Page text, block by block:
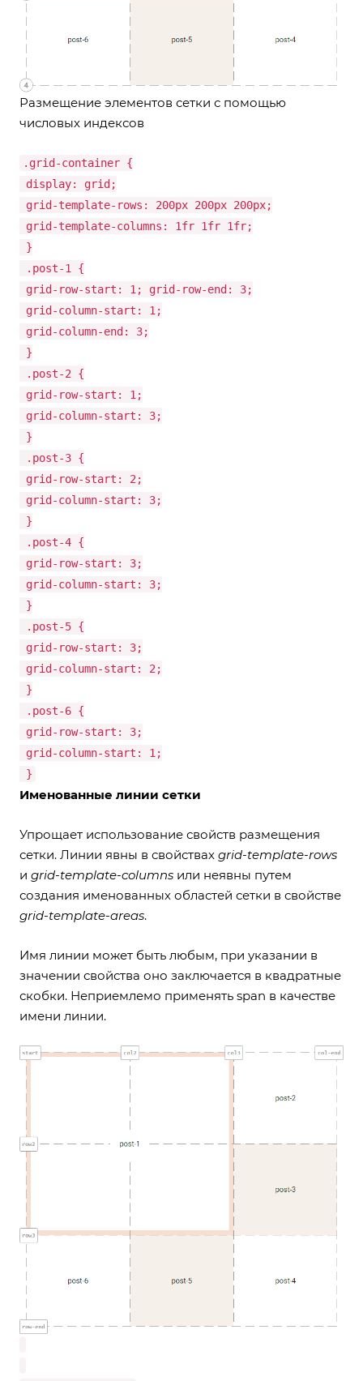
Размещение элементов сетки с помощью
числовых индексов
.grid-container {
display: grid;
grid-template-rows: 200px 200px 200px;
grid-template-columns: 1fr 1fr 1fr;
}
.post-1 {
grid-row-start: 1; grid-row-end: 3;
grid-column-start: 1;
grid-column-end: 3;
}
.post-2 {
grid-row-start: 1;
grid-column-start: 3;
}
.post-3 {
grid-row-start: 2;
grid-column-start: 3;
}
.post-4 {
grid-row-start: 3;
grid-column-start: 3;
}
.post-5 {
grid-row-start: 3;
grid-column-start: 2;
}
.post-6 {
grid-row-start: 3;
grid-column-start: 1;
}
Именованные линии сетки
Упрощает использование свойств размещения
сетки. Линии явны в свойствах grid-template-rows
и grid-template-columns или неявны путем
создания именованных областей сетки в свойстве
grid-template-areas.
Имя линии может быть любым, при указании в
значении свойства оно заключается в квадратные
скобки. Неприемлемо применять span в качестве
имени линии.